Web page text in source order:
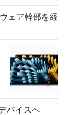
ェア幹部を経
バイスへ